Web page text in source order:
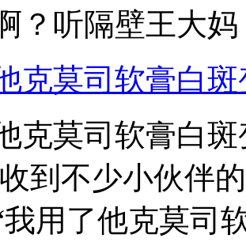
？听隔壁王大妈
克莫司软膏白
克莫司软膏白
到不少小伙伴
用了他克莫司